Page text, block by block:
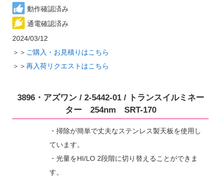
動作確認済み
通電確認済み
2024/03/12
＞＞ ご購入・お見積りはこちら
＞＞再入荷リクエストはこちら
3896・アズワン / 2-5442-01 / トランスイルミネー
ター 254nm SRT-170
・掃除が簡単で丈夫なステンレス製天板を使用し
ています。
・光量をHI/LO 2段階に切り替えることができま
す。